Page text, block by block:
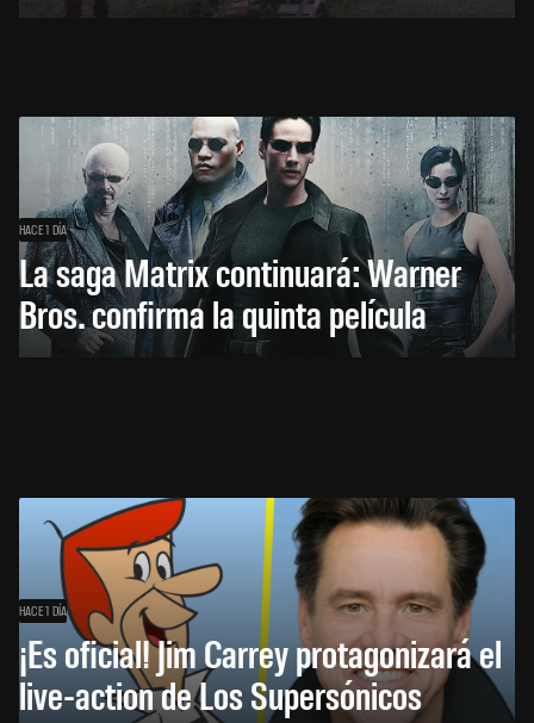
HACE 1 DÍA
La saga Matrix continuará: Warner
Bros. confirma la quinta película
HACE 1 DÍA
¡Es oficial! Jim Carrey protagonizará el
live-action de Los Supersónicos